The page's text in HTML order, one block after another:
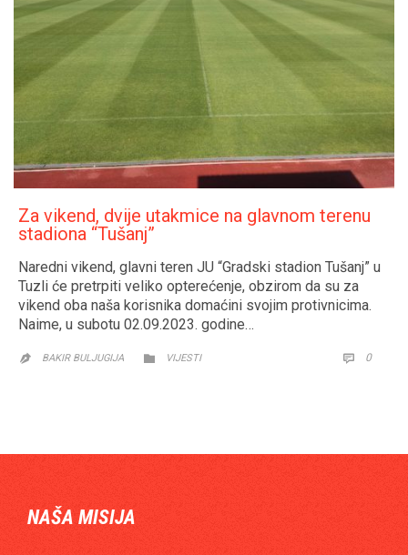
Za vikend, dvije utakmice na glavnom terenu
stadiona “Tušanj”
Naredni vikend, glavni teren JU “Gradski stadion Tušanj” u
Tuzli će pretrpiti veliko opterećenje, obzirom da su za
vikend oba naša korisnika domaćini svojim protivnicima.
Naime, u subotu 02.09.2023. godine…
 BAKIR BULJUGIJA  CATEGORY
VIJESTI  0
NAŠA MISIJA